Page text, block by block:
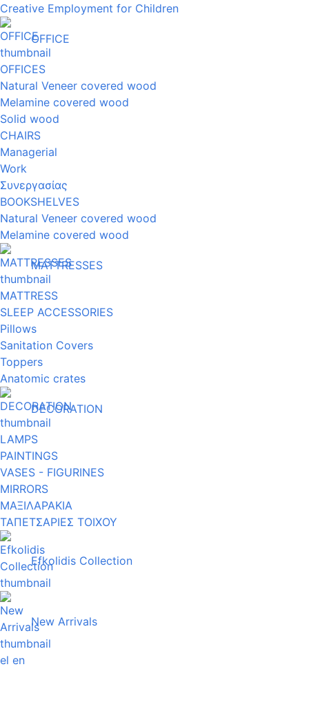
Creative Employment for Children
OFFICE
OFFICES
Natural Veneer covered wood
Melamine covered wood
Solid wood
CHAIRS
Managerial
Work
Συνεργασίας
BOOKSHELVES
Natural Veneer covered wood
Melamine covered wood
MATTRESSES
MATTRESS
SLEEP ACCESSORIES
Pillows
Sanitation Covers
Toppers
Anatomic crates
DECORATION
LAMPS
PAINTINGS
VASES - FIGURINES
MIRRORS
ΜΑΞΙΛΑΡΑΚΙΑ
ΤΑΠΕΤΣΑΡΙΕΣ ΤΟΙΧΟΥ
Efkolidis Collection
New Arrivals
el en